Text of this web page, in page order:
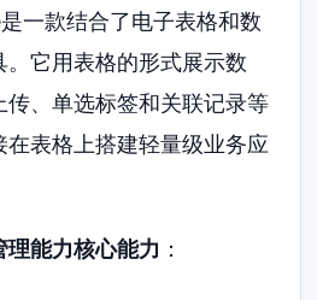
一款结合了电子表格和数
它用表格的形式展示数
传、单选标签和关联记录等
表格上搭建轻量级业务应
能力核心能力 ：